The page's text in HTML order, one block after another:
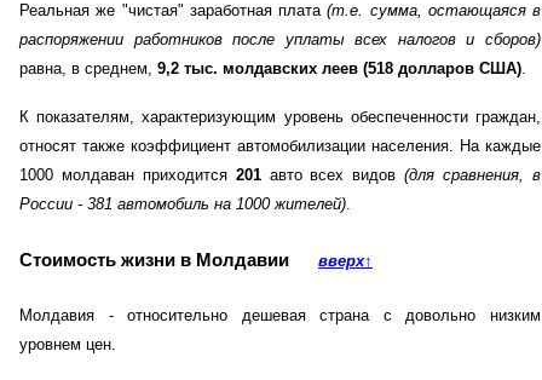
Реальная же "чистая" заработная плата(т.е. сумма, остающаяся в
распоряжении работников после уплаты всех налогов и сборов)
равна, в среднем, 9,2 тыс. молдавских леев (518 долларов США).
К показателям, характеризующим уровень обеспеченности граждан,
относят также коэффициент автомобилизации населения. На каждые
1000 молдаван приходится 201 авто всех видов(для сравнения, в
России - 381 автомобиль на 1000 жителей).
Стоимость жизни в Молдавии вверх↑
Молдавия - относительно дешевая страна с довольно низким
уровнем цен.